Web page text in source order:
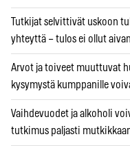
Tutkijat selvittivät uskoon
yhteyttä – tulos ei ollut
Arvot ja toiveet muuttuvat
kysymystä kumppanille
Vaihdevuodet ja alkoholi
tutkimus paljasti